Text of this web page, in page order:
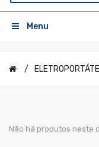
Menu
Não há produtos neste